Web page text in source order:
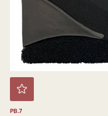
PB.7